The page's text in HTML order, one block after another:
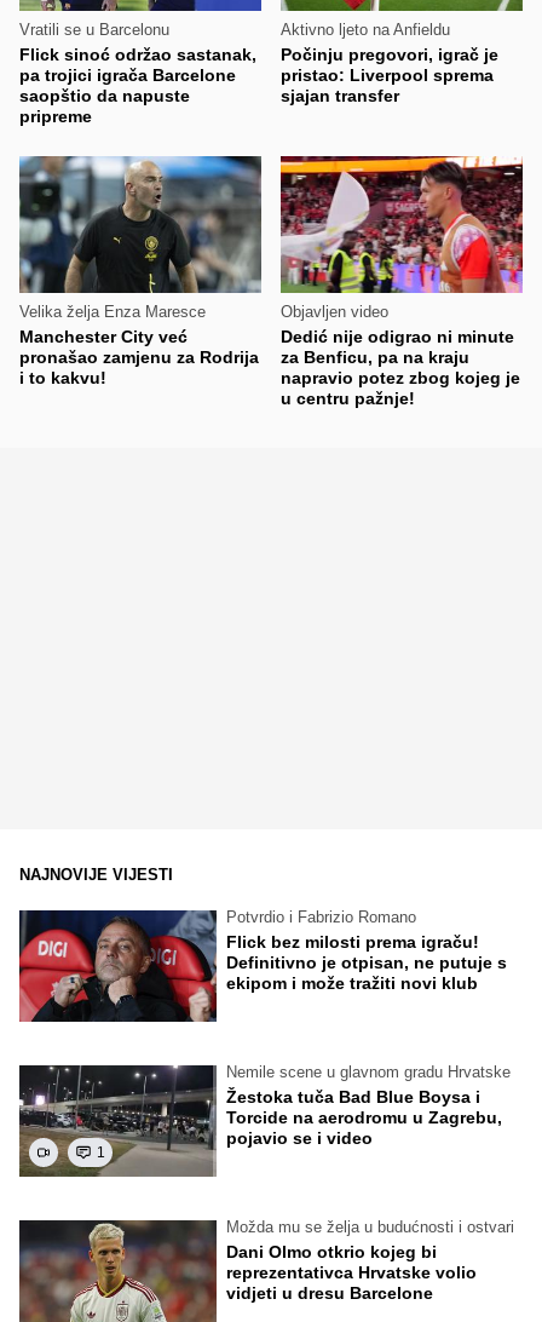
Vratili se u Barcelonu
Flick sinoć održao sastanak,
pa trojici igrača Barcelone
saopštio da napuste
pripreme
Aktivno ljeto na Anfieldu
Počinju pregovori, igrač je
pristao: Liverpool sprema
sjajan transfer
Velika želja Enza Maresce
Manchester City već
pronašao zamjenu za Rodrija
i to kakvu!
Objavljen video
Dedić nije odigrao ni minute
za Benficu, pa na kraju
napravio potez zbog kojeg je
u centru pažnje!
NAJNOVIJE VIJESTI
Potvrdio i Fabrizio Romano
Flick bez milosti prema igraču!
Definitivno je otpisan, ne putuje s
ekipom i može tražiti novi klub
1
Nemile scene u glavnom gradu Hrvatske
Žestoka tuča Bad Blue Boysa i
Torcide na aerodromu u Zagrebu,
pojavio se i video
Možda mu se želja u budućnosti i ostvari
Dani Olmo otkrio kojeg bi
reprezentativca Hrvatske volio
vidjeti u dresu Barcelone